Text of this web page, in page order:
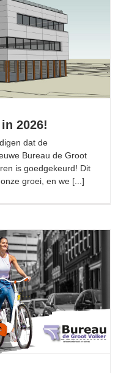
in 2026!
2026!
dat de
Bureau de Groot
is goedgekeurd! Dit
groei, en we [...]
– Den Haag